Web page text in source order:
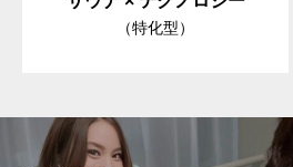
（特化型）